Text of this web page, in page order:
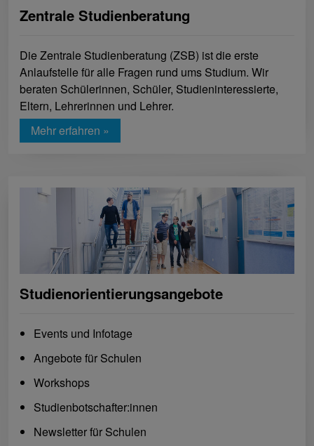
Zentrale Studienberatung
Die Zentrale Studienberatung (ZSB) ist die erste
Anlaufstelle für alle Fragen rund ums Studium. Wir
beraten Schülerinnen, Schüler, Studieninteressierte,
Eltern, Lehrerinnen und Lehrer.
Mehr erfahren »
Studienorientierungsangebote
Events und Infotage
Angebote für Schulen
Workshops
Studienbotschafter:innen
Newsletter für Schulen